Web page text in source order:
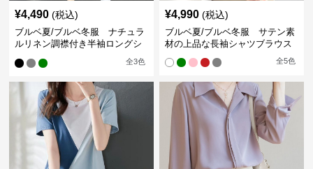
¥4,490 (税込)
ブルベ夏/ブルベ冬服 ナチュラ
ルリネン調襟付き半袖ロングシ
全3色
¥4,990 (税込)
ブルベ夏/ブルベ冬服 サテン素
材の上品な長袖シャツブラウス
全5色